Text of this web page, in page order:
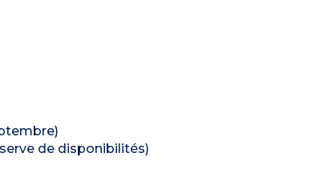
de disponibilités)